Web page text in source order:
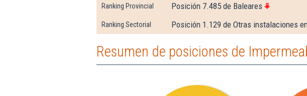
Ranking Provincial Posición 7.485 de Baleares
Ranking Sectorial Posición 1.129 de Otras instalaciones
Resumen de posiciones de